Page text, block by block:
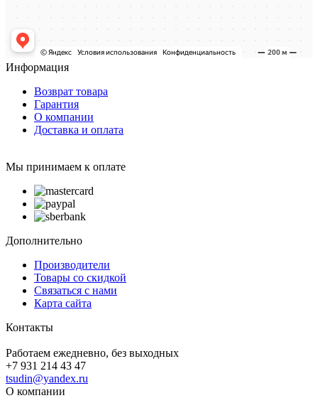
Информация
Возврат товара
Гарантия
О компании
Доставка и оплата
Мы принимаем к оплате
Дополнительно
Производители
Товары со скидкой
Связаться с нами
Карта сайта
Контакты
Работаем ежедневно, без выходных
+7 931 214 43 47
tsudin@yandex.ru
О компании